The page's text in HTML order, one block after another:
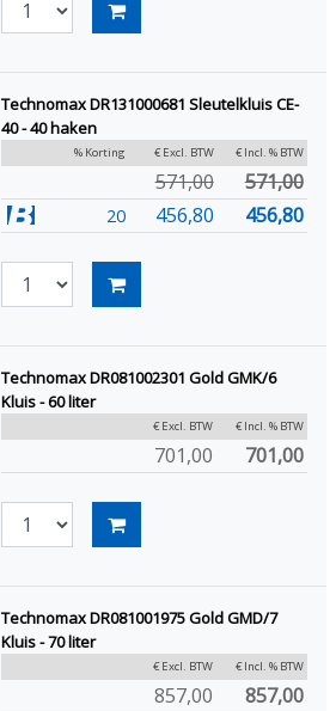
Technomax DR131000681 Sleutelkluis CE-
40 - 40 haken
% Korting € Excl. BTW € Incl. % BTW
571,00 571,00
20 456,80 456,80
Technomax DR081002301 Gold GMK/6
Kluis - 60 liter
€ Excl. BTW € Incl. % BTW
701,00 701,00
Technomax DR081001975 Gold GMD/7
Kluis - 70 liter
€ Excl. BTW € Incl. % BTW
857,00 857,00